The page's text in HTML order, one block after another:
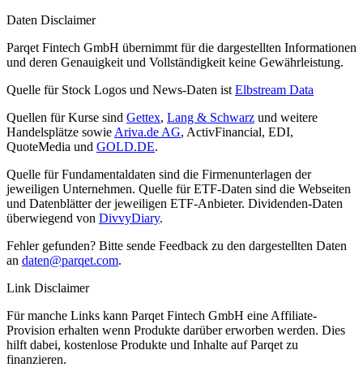
Daten Disclaimer
Parqet Fintech GmbH übernimmt für die dargestellten Informationen
und deren Genauigkeit und Vollständigkeit keine Gewährleistung.
Quelle für Stock Logos und News-Daten ist Elbstream Data
Quellen für Kurse sind Gettex, Lang & Schwarz und weitere
Handelsplätze sowie Ariva.de AG, ActivFinancial, EDI,
QuoteMedia und GOLD.DE.
Quelle für Fundamentaldaten sind die Firmenunterlagen der
jeweiligen Unternehmen. Quelle für ETF-Daten sind die Webseiten
und Datenblätter der jeweiligen ETF-Anbieter. Dividenden-Daten
überwiegend von DivvyDiary.
Fehler gefunden? Bitte sende Feedback zu den dargestellten Daten
an daten@parqet.com.
Link Disclaimer
Für manche Links kann Parqet Fintech GmbH eine Affiliate-
Provision erhalten wenn Produkte darüber erworben werden. Dies
hilft dabei, kostenlose Produkte und Inhalte auf Parqet zu
finanzieren.